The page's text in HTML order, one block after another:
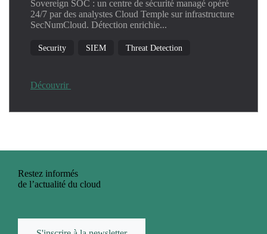
Sovereign SOC : un centre de sécurité managé opéré
24/7 par des analystes Cloud Temple sur infrastructure
SecNumCloud. Détection enrichie...
Security SIEM Threat Detection
Découvrir
Restez informés
de l’actualité du cloud